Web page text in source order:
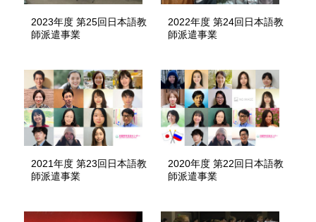
2023年度 第25回日本語教
師派遣事業
2022年度 第24回日本語教
師派遣事業
2021年度 第23回日本語教
師派遣事業
2020年度 第22回日本語教
師派遣事業